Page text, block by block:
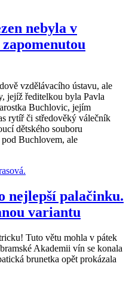
nebyla v
vzdělávacího ústavu, ale
jejíž ředitelkou byla Pavla
Buchlovic, jejím
rytíř či středověký válečník
dětského souboru
Buchlovem, ale
nejlepší palačinku.
variantu
Tuto větu mohla v pátek
Akademii vín se konala
brunetka opět prokázala